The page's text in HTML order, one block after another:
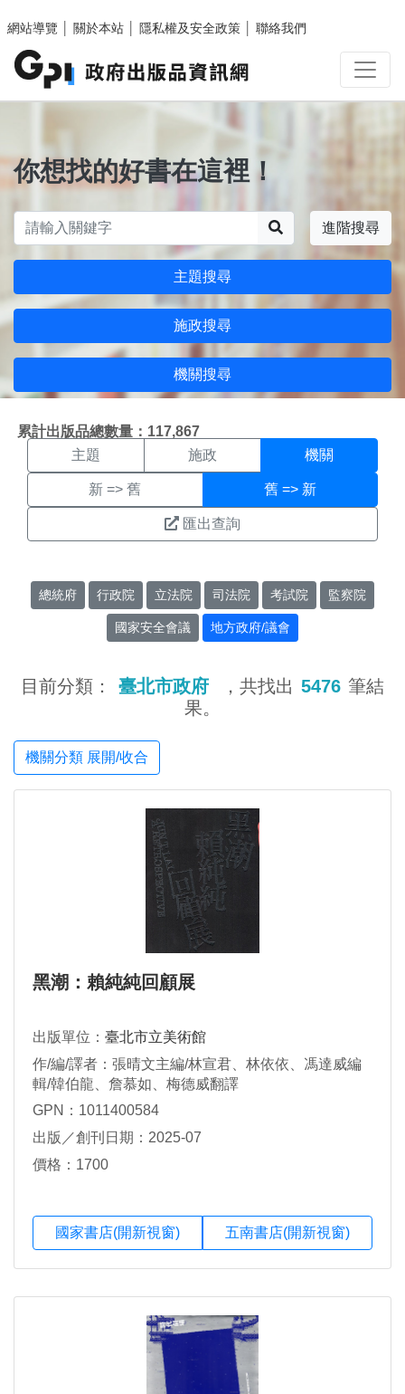
網站導覽
關於本站 隱私權及安全政策 聯絡我們
你想找的好書在這裡！
進階搜尋
主題搜尋
施政搜尋
機關搜尋
累計出版品總數量：117,867
機關搜尋結果頁面
主題 施政 機關
新 => 舊 舊 => 新
匯出查詢
總統府 行政院 立法院 司法院 考試院 監察院
國家安全會議 地方政府/議會
目前分類： 臺北市政府 ，共找出 5476 筆結
果。
機關分類 展開/收合
黑潮：賴純純回顧展
出版單位： 臺北市立美術館
作/編/譯者：張晴文主編/林宣君、林依依、馮達威編
輯/韓伯龍、詹慕如、梅德威翻譯
GPN：1011400584
出版／創刊日期：2025-07
價格：1700
國家書店(開新視窗) 五南書店(開新視窗)